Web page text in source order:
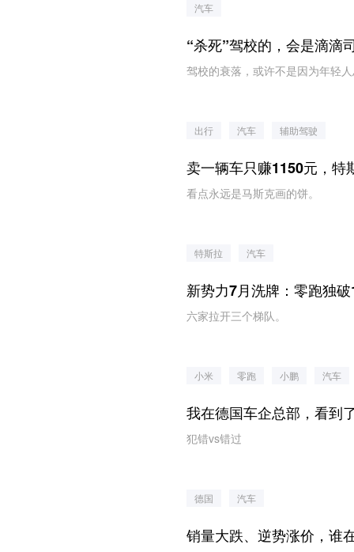
汽车
“杀死”驾校的，会是滴滴
驾校的衰落，或许不是因为年轻
出行 汽车 辅助驾驶
卖一辆车只赚1150元，特
看点永远是马斯克画的饼。
特斯拉 汽车
新势力7月洗牌：零跑独
六家拉开三个梯队。
小米 零跑 小鹏 汽车
我在德国车企总部，看到
犯错vs错过
德国 汽车
销量大跌、逆势涨价，谁